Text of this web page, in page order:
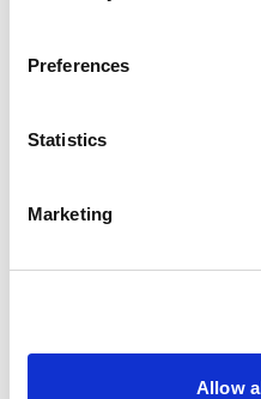
Preferences
Statistics
Marketing
Allow